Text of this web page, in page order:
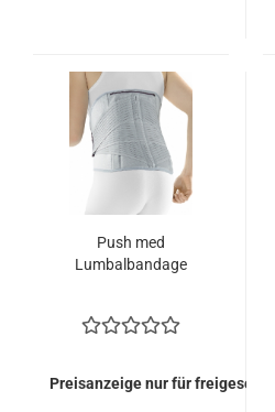
Push med
Lumbalbandage
Preisanzeige nur für